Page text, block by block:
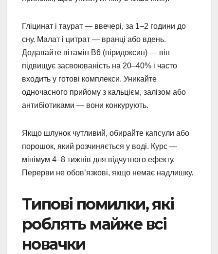
Гліцинат і таурат — ввечері, за 1–2 години до
сну. Малат і цитрат — вранці або вдень.
Додавайте вітамін В6 (піридоксин) — він
підвищує засвоюваність на 20–40% і часто
входить у готові комплекси. Уникайте
одночасного прийому з кальцієм, залізом або
антибіотиками — вони конкурують.
Якщо шлунок чутливий, обирайте капсули або
порошок, який розчиняється у воді. Курс —
мінімум 4–8 тижнів для відчутного ефекту.
Перерви не обов’язкові, якщо немає надлишку.
Типові помилки, які
роблять майже всі
новачки